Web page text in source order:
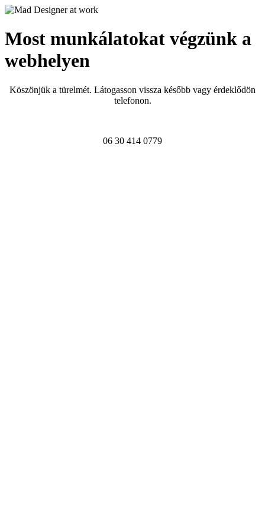
Most munkálatokat végzünk a
webhelyen
Köszönjük a türelmét. Látogasson vissza később vagy érdeklődön
telefonon.
06 30 414 0779